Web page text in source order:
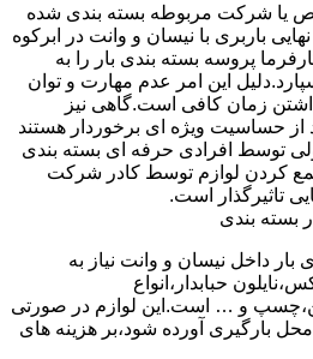
یا شرکت مربوطه بسته بندی شده
باربری با نیسان و وانت در ابرکوه
پروسه بسته بندی بار را به
این امر عدم مهارت و توان
زمان کافی است.گاهی نیز
از حساسیت ویژه ای برخوردار هستند
توسط افرادی حرفه ای بسته بندی
کردن لوازم توسط کادر شرکت
تاثیرگذار است.
بسته بندی
داخل نیسان و وانت نیاز به
حبابدار،انواع
و … است.این لوازم در صورتی
بارگیری آورده شود،بر هزینه های